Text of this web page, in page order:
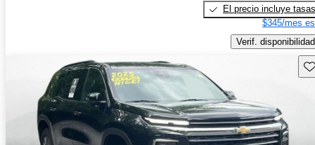
El precio incluye tasas
$345/mes
Verif. disponibilidad